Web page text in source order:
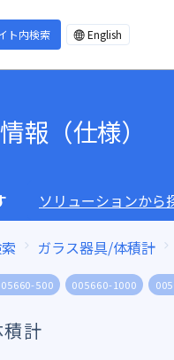
ト内検索 English
報（仕様）
ソリューションから
ガラス器具/体積計
500 005660-1000
計